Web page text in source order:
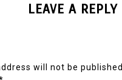
LEAVE A REPLY
will not be published.